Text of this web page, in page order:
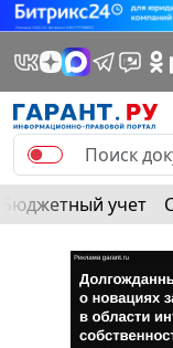
Бюджетный учет